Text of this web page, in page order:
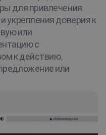
для привлечения
укрепления доверия к
или
с
к действию,
или